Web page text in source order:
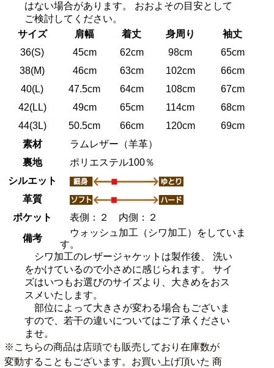
はない場合があります。 おおよその目安として
ご検討してください。
サイズ
肩幅 着丈 身周り
袖丈
36(S)
45cm 62cm 98cm
65cm
38(M)
46cm 63cm 102cm
66cm
40(L)
47.5cm 64cm 108cm
67cm
42(LL)
49cm 65cm 114cm
68cm
44(3L)
50.5cm 66cm 120cm
69cm
素材
ラムレザー（羊革）
裏地
ポリエステル100％
シルエット
革質
ポケット
表側：２ 内側：２
備考
ウォッシュ加工（シワ加工）をしていま
す。
シワ加工のレザージャケットは製作後、 洗い
をかけているので小さめに感じられます。 サイ
ズはいつもお選びのサイズより、大きめをおス
スメいたします。
部位によって大きさが変わる場合もございま
すので、若干の違いについてはご了承ください
ませ。
※こちらの商品は店頭でも販売しており在庫数が
変動することもございます。お買い上げ頂いた 商